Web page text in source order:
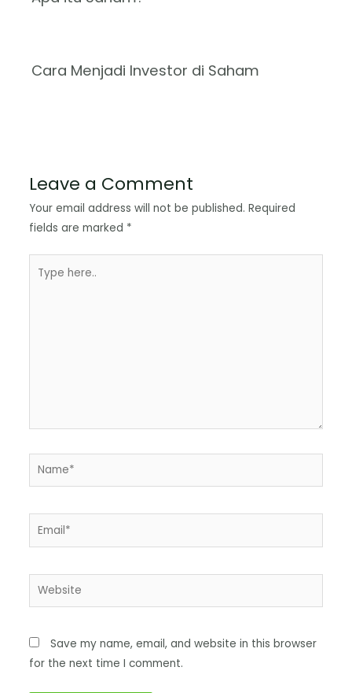
Cara Menjadi Investor di Saham
Leave a Comment
Your email address will not be published. Required
fields are marked *
Save my name, email, and website in this browser
for the next time I comment.